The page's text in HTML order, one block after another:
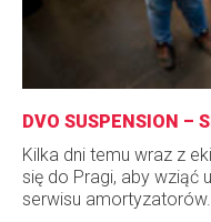
DVO SUSPENSION –
Kilka dni temu wraz z
się do Pragi, aby wziąć
serwisu